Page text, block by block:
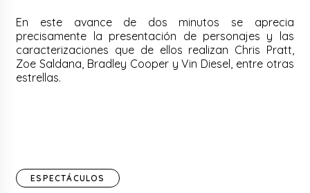
En este avance de dos minutos se aprecia
precisamente la presentación de personajes y las
caracterizaciones que de ellos realizan Chris Pratt,
Zoe Saldana, Bradley Cooper y Vin Diesel, entre otras
estrellas.
ESPECTÁCULOS